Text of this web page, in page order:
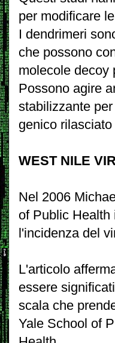
per modificare
I dendrimeri
che possono
molecole decoy
Possono agire
stabilizzante
genico
WEST NILE
Nel 2006
of Public Health
l'incidenza del
L'articolo
essere
scala che
Yale School of